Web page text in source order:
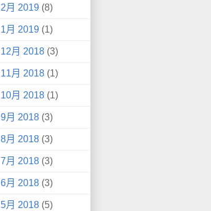
2月 2019 (8)
1月 2019 (1)
12月 2018 (3)
11月 2018 (1)
10月 2018 (1)
9月 2018 (3)
8月 2018 (3)
7月 2018 (3)
6月 2018 (3)
5月 2018 (5)